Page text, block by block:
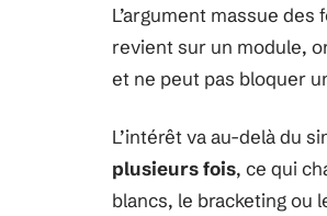
L’argument massue
revient sur un module,
et ne peut pas bloquer
L’intérêt va au-delà du
plusieurs fois, ce qui
blancs, le bracketing ou